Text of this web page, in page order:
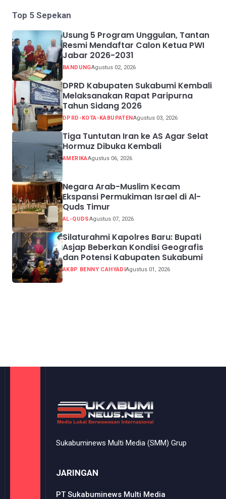
Top 5 Sepekan
Usung 5 Program Unggulan, Tantan
Resmi Mendaftar Calon Ketua PWI
Jabar 2026-2031
BANDUNGAgustus 02, 2026
DPRD Kabupaten Sukabumi Kembali
Melaksanakan Rapat Paripurna
Tahun Sidang 2026
DPRD-KOTA-KABUPATENAgustus 03, 2026
Tiga Tuntutan Iran ke AS Agar Selat
Hormuz Dibuka Kembali
AMERIKAAgustus 06, 2026
Negara Arab-Muslim Kecam
Ekspansi Permukiman Israel di Al-
Quds Timur
AL-QUDSAgustus 07, 2026
Silaturahmi Kapolres Baru: Bupati
Asjap Beberkan Kondisi Geografis
dan Potensi Kabupaten Sukabumi
AKBP BENNY CAHYADIAgustus 01, 2026
Sukabuminews Multi Media (SMM) Grup
JARINGAN
PT Sukabuminews Multi Media